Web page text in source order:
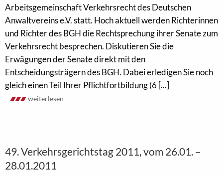
Arbeitsgemeinschaft Verkehrsrecht des Deutschen
Anwaltvereins e.V. statt. Hoch aktuell werden Richterinnen
und Richter des BGH die Rechtsprechung ihrer Senate zum
Verkehrsrecht besprechen. Diskutieren Sie die
Erwägungen der Senate direkt mit den
Entscheidungsträgern des BGH. Dabei erledigen Sie noch
gleich einen Teil Ihrer Pflichtfortbildung (6 [...]
weiterlesen
49. Verkehrsgerichtstag 2011, vom 26.01. –
28.01.2011